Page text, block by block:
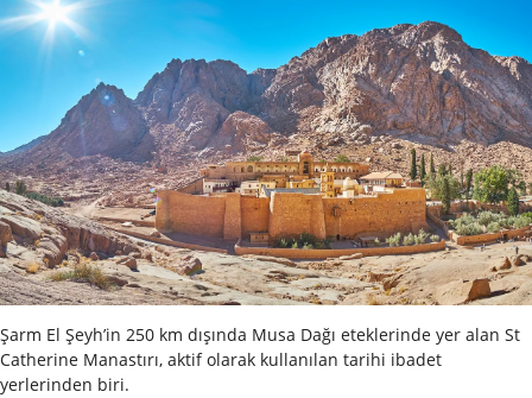
Şarm El Şeyh’in 250 km dışında Musa Dağı eteklerinde yer alan St
Catherine Manastırı, aktif olarak kullanılan tarihi ibadet
yerlerinden biri.